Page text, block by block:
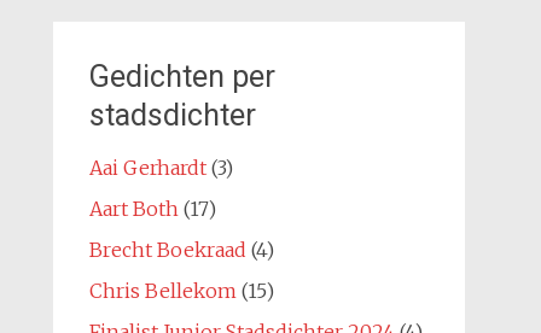
Gedichten per
stadsdichter
Aai Gerhardt(3)
Aart Both(17)
Brecht Boekraad (4)
Chris Bellekom(15)